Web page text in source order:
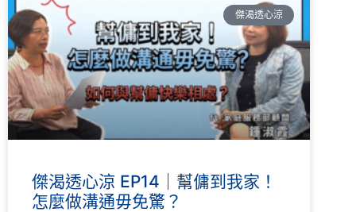
傑渴透心涼
傑渴透心涼 EP14｜幫傭到我家！
怎麼做溝通毋免驚？